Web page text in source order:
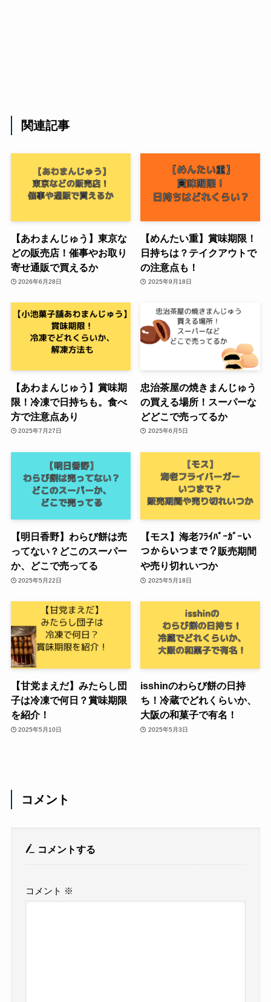
関連記事
【あわまんじゅう】東京な
どの販売店！催事やお取り
寄せ通販で買えるか
2026年6月28日
【めんたい重】賞味期限！
日持ちは？テイクアウトで
の注意点も！
2025年9月18日
【あわまんじゅう】賞味期
限！冷凍で日持ちも。食べ
方で注意点あり
2025年7月27日
忠治茶屋の焼きまんじゅう
の買える場所！スーパーな
どどこで売ってるか
2025年6月5日
【明日香野】わらび餅は売
ってない？どこのスーパー
か、どこで売ってる
2025年5月22日
【モス】海老ﾌﾗｲﾊﾞｰｶﾞｰい
つからいつまで？販売期間
や売り切れいつか
2025年5月18日
【甘党まえだ】みたらし団
子は冷凍で何日？賞味期限
を紹介！
2025年5月10日
isshinのわらび餅の日持
ち！冷蔵でどれくらいか、
大阪の和菓子で有名！
2025年5月3日
コメント
コメントする
コメント ※